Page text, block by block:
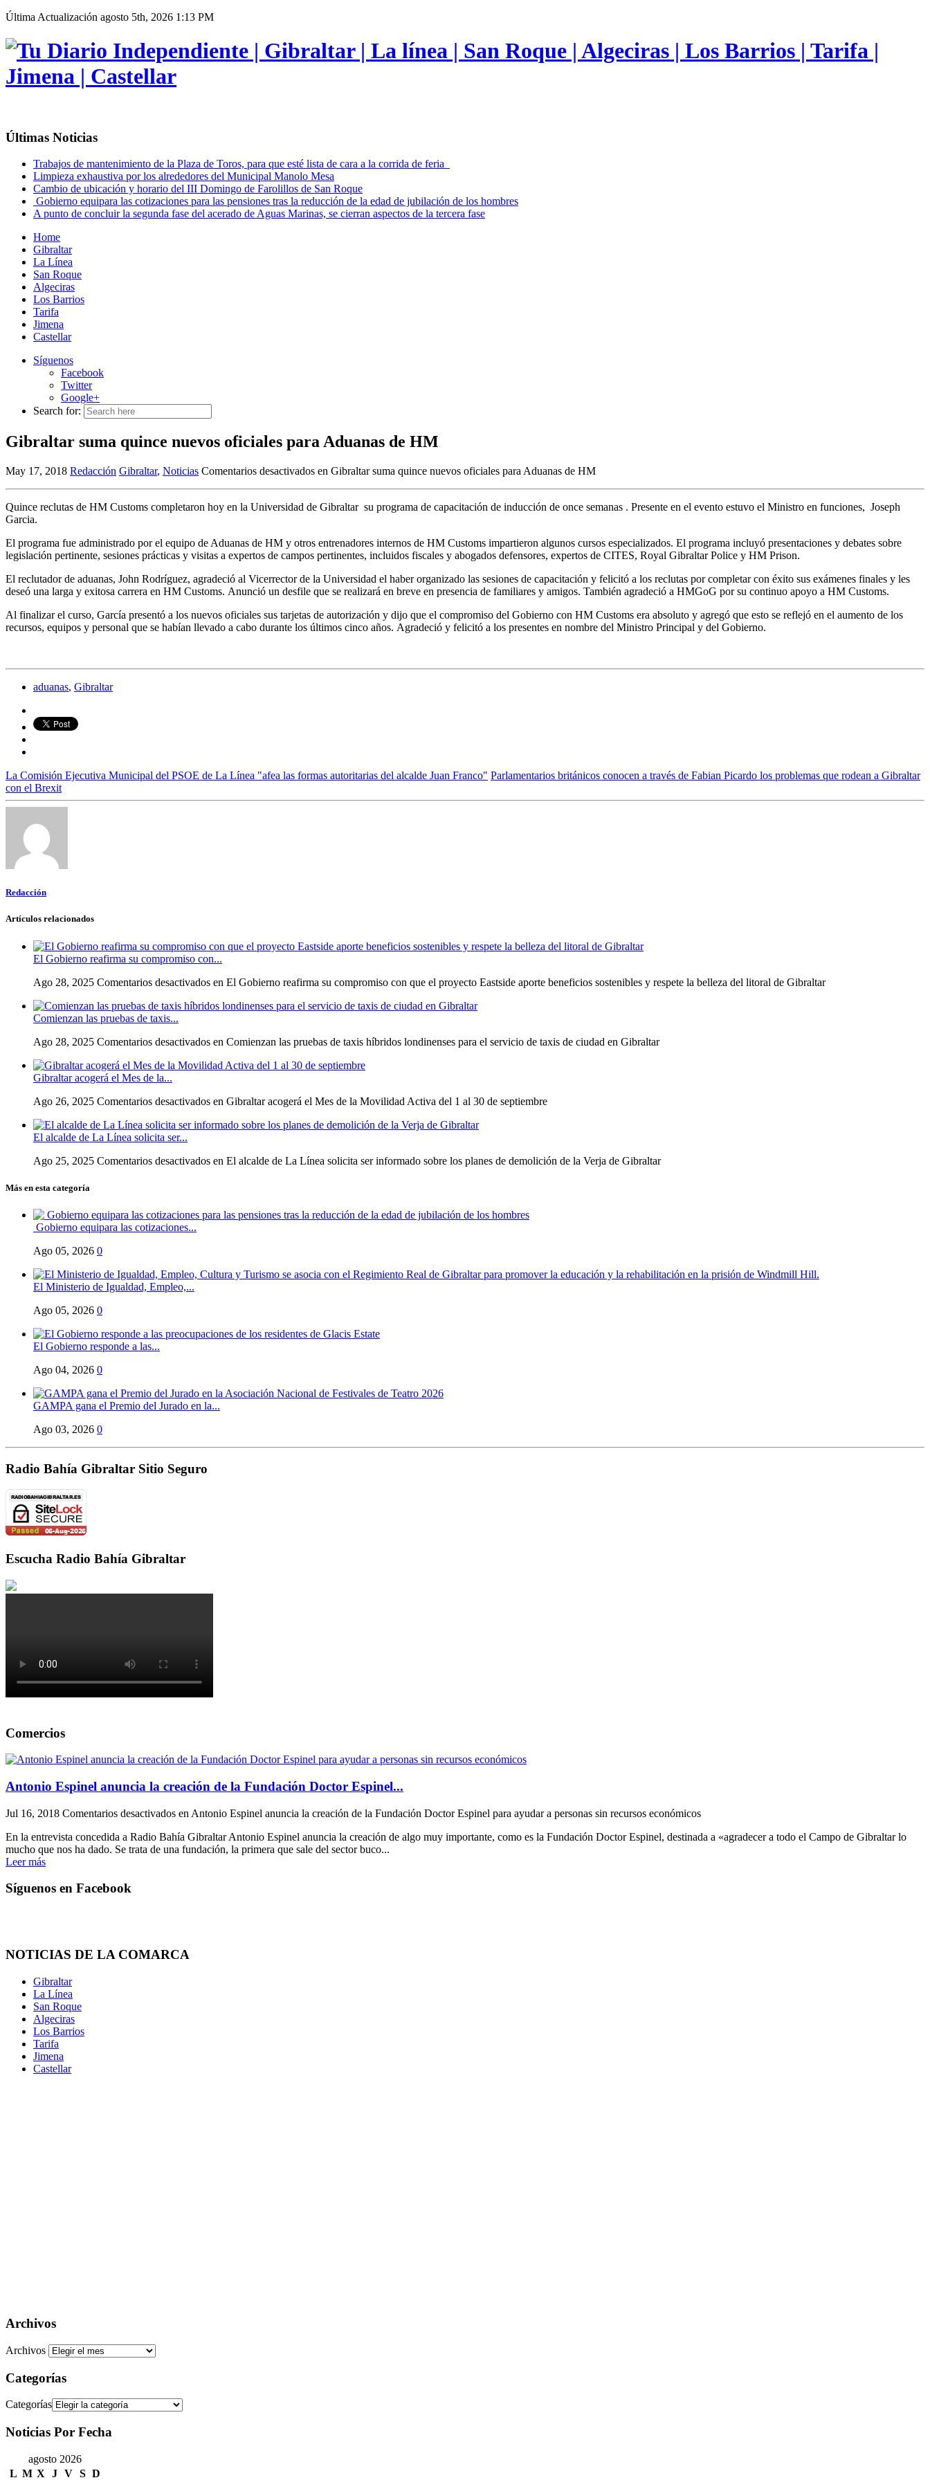
Última Actualización agosto 5th, 2026 1:13 PM
Últimas Noticias
Trabajos de mantenimiento de la Plaza de Toros, para que esté lista de cara a la corrida de feria
Limpieza exhaustiva por los alrededores del Municipal Manolo Mesa
Cambio de ubicación y horario del III Domingo de Farolillos de San Roque
Gobierno equipara las cotizaciones para las pensiones tras la reducción de la edad de jubilación de los hombres
A punto de concluir la segunda fase del acerado de Aguas Marinas, se cierran aspectos de la tercera fase
Home
Gibraltar
La Línea
San Roque
Algeciras
Los Barrios
Tarifa
Jimena
Castellar
Síguenos
Facebook
Twitter
Google+
Search for:
Gibraltar suma quince nuevos oficiales para Aduanas de HM
May 17, 2018 Redacción Gibraltar, Noticias Comentarios desactivados en Gibraltar suma quince nuevos oficiales para Aduanas de HM
Quince reclutas de HM Customs completaron hoy en la Universidad de Gibraltar su programa de capacitación de inducción de once semanas . Presente en el evento estuvo el Ministro en funciones, Joseph
Garcia.
El programa fue administrado por el equipo de Aduanas de HM y otros entrenadores internos de HM Customs impartieron algunos cursos especializados. El programa incluyó presentaciones y debates sobre
legislación pertinente, sesiones prácticas y visitas a expertos de campos pertinentes, incluidos fiscales y abogados defensores, expertos de CITES, Royal Gibraltar Police y HM Prison.
El reclutador de aduanas, John Rodríguez, agradeció al Vicerrector de la Universidad el haber organizado las sesiones de capacitación y felicitó a los reclutas por completar con éxito sus exámenes finales y les
deseó una larga y exitosa carrera en HM Customs. Anunció un desfile que se realizará en breve en presencia de familiares y amigos. También agradeció a HMGoG por su continuo apoyo a HM Customs.
Al finalizar el curso, García presentó a los nuevos oficiales sus tarjetas de autorización y dijo que el compromiso del Gobierno con HM Customs era absoluto y agregó que esto se reflejó en el aumento de los
recursos, equipos y personal que se habían llevado a cabo durante los últimos cinco años. Agradeció y felicitó a los presentes en nombre del Ministro Principal y del Gobierno.
aduanas, Gibraltar
La Comisión Ejecutiva Municipal del PSOE de La Línea "afea las formas autoritarias del alcalde Juan Franco" Parlamentarios británicos conocen a través de Fabian Picardo los problemas que rodean a Gibraltar
con el Brexit
Redacción
Artículos relacionados
El Gobierno reafirma su compromiso con...
Ago 28, 2025 Comentarios desactivados en El Gobierno reafirma su compromiso con que el proyecto Eastside aporte beneficios sostenibles y respete la belleza del litoral de Gibraltar
Comienzan las pruebas de taxis...
Ago 28, 2025 Comentarios desactivados en Comienzan las pruebas de taxis híbridos londinenses para el servicio de taxis de ciudad en Gibraltar
Gibraltar acogerá el Mes de la...
Ago 26, 2025 Comentarios desactivados en Gibraltar acogerá el Mes de la Movilidad Activa del 1 al 30 de septiembre
El alcalde de La Línea solicita ser...
Ago 25, 2025 Comentarios desactivados en El alcalde de La Línea solicita ser informado sobre los planes de demolición de la Verja de Gibraltar
Más en esta categoría
Gobierno equipara las cotizaciones...
Ago 05, 2026 0
El Ministerio de Igualdad, Empleo,...
Ago 05, 2026 0
El Gobierno responde a las...
Ago 04, 2026 0
GAMPA gana el Premio del Jurado en la...
Ago 03, 2026 0
Radio Bahía Gibraltar Sitio Seguro
Escucha Radio Bahía Gibraltar
Comercios
Antonio Espinel anuncia la creación de la Fundación Doctor Espinel...
Jul 16, 2018 Comentarios desactivados en Antonio Espinel anuncia la creación de la Fundación Doctor Espinel para ayudar a personas sin recursos económicos
En la entrevista concedida a Radio Bahía Gibraltar Antonio Espinel anuncia la creación de algo muy importante, como es la Fundación Doctor Espinel, destinada a «agradecer a todo el Campo de Gibraltar lo
mucho que nos ha dado. Se trata de una fundación, la primera que sale del sector buco...
Leer más
Síguenos en Facebook
NOTICIAS DE LA COMARCA
Gibraltar
La Línea
San Roque
Algeciras
Los Barrios
Tarifa
Jimena
Castellar
Archivos
Archivos
Categorías
Categorías
Noticias Por Fecha
agosto 2026
L M X J V S D